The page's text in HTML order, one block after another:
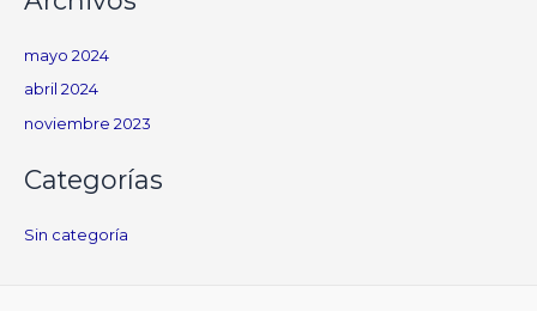
mayo 2024
abril 2024
noviembre 2023
Categorías
Sin categoría